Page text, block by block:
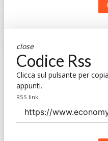
close
Codice Rss
Clicca sul pulsante per
appunti.
RSS link